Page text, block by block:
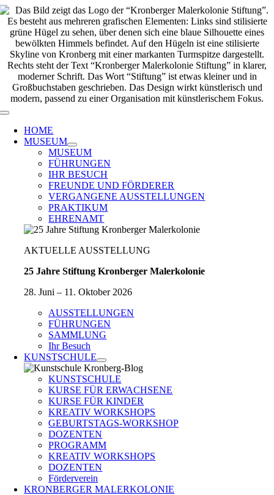
Zum
Inhalt
springen
Toggle
Navigation
HOME
MUSEUM
MUSEUM
FÜHRUNGEN
IHR BESUCH
FREUNDE UND FÖRDERER
VERGANGENE AUSSTELLUNGEN
PRAKTIKUM
EHRENAMT
AKTUELLE AUSSTELLUNG
25 Jahre Stiftung Kronberger Malerkolonie
28. Juni – 11. Oktober 2026
AUSSTELLUNGEN
FÜHRUNGEN
SAMMLUNG
Ihr Besuch
KUNSTSCHULE
KUNSTSCHULE
KURSE FÜR ERWACHSENE
KURSE FÜR KINDER
KREATIV WORKSHOPS
GEBURTSTAGS-WORKSHOP
DOZENTEN
PROGRAMM
KREATIV WORKSHOPS
DOZENTEN
Förderverein
KRONBERGER MALERKOLONIE